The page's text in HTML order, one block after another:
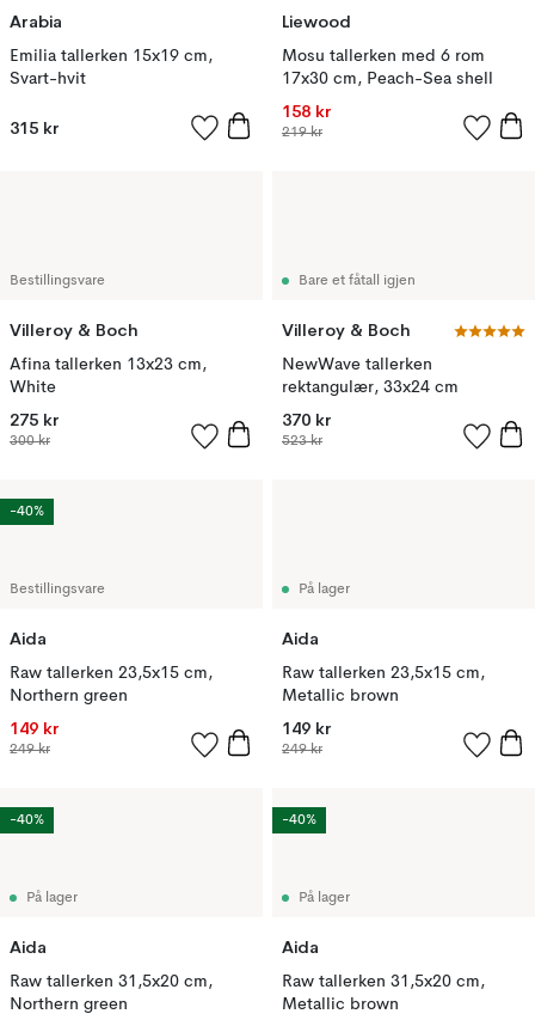
Arabia
Emilia tallerken 15x19 cm,
Svart-hvit
315 kr
Liewood
Mosu tallerken med 6 rom
17x30 cm, Peach-Sea shell
158 kr
219 kr
Bestillingsvare
Villeroy & Boch
Afina tallerken 13x23 cm,
White
275 kr
300 kr
Bare et fåtall igjen
Villeroy & Boch
NewWave tallerken
rektangulær, 33x24 cm
370 kr
523 kr
Bestillingsvare
Aida
Raw tallerken 23,5x15 cm,
Northern green
149 kr
249 kr
-40%
På lager
Aida
Raw tallerken 23,5x15 cm,
Metallic brown
149 kr
249 kr
På lager
Aida
Raw tallerken 31,5x20 cm,
Northern green
-40%
På lager
Aida
Raw tallerken 31,5x20 cm,
Metallic brown
-40%